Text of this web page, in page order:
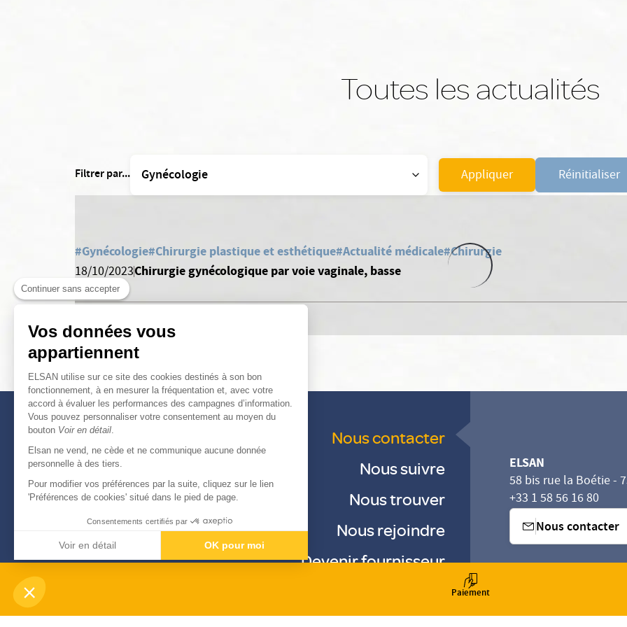
Continuer sans accepter
Vos données vous
appartiennent
ELSAN utilise sur ce site des cookies destinés à son bon
fonctionnement, à en mesurer la fréquentation et, avec votre
accord à évaluer les performances des campagnes d’information.
Vous pouvez personnaliser votre consentement au moyen du
bouton Voir en détail
Elsan ne vend, ne cède et ne communique aucune donnée
personnelle à des tiers.
Pour modifier vos préférences par la suite, cliquez sur le lien
'Préférences de cookies' situé dans le pied de page.
Consentements certifiés par
Voir en détail OK pour moi
Notre plateforme vous permet d'adapter et de gérer vos paramètres de confidentialité, en garantissant la
Paiement
Toutes les actualités
Filtrer par... Appliquer Réinitialiser
#Gynécologie#Chirurgie plastique et esthétique#Actualité médicale#Chirurgie
18/10/2023Chirurgie gynécologique par voie vaginale, basse
Nous contacter
Nous suivre
Nous trouver
Nous rejoindre
Devenir fournisseur
ELSAN
58 bis rue la Boétie -
+33 1 58 56 16 80
Nous contacter
Droits & Devoirs-Agence digitale : VOID